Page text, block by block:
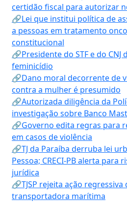
certidão fiscal para autorizar
🔗Lei que institui política de
a pessoas em tratamento
constitucional
🔗Presidente do STF e do CNJ
feminicídio
🔗Dano moral decorrente de
contra a mulher é presumido
🔗Autorizada diligência da
investigação sobre Banco
🔗Governo edita regras para
em casos de violência
🔗TJ da Paraíba derruba lei
Pessoa; CRECI-PB alerta para
jurídica
🔗TJSP rejeita ação
transportadora marítima